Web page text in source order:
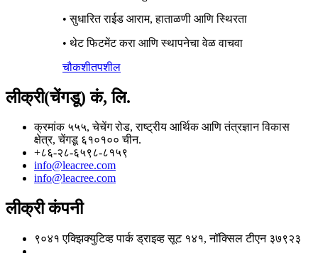
• सुधारित राईड आराम, हाताळणी आणि स्थिरता
• थेट फिटमेंट करा आणि स्थापनेचा वेळ वाचवा
चौकशीतपशील
लीक्री(चेंगडू) कं, लि.
क्रमांक ५५५, चेचेंग रोड, राष्ट्रीय आर्थिक आणि तंत्रज्ञान विकास
क्षेत्र, चेंगडू ६१०१०० चीन.
+८६-२८-६५९८-८१५९
info@leacree.com
info@leacree.com
लीक्री कंपनी
९०४१ एक्झिक्युटिव्ह पार्क ड्राइव्ह सूट १४१, नॉक्सिल टीएन ३७९२३